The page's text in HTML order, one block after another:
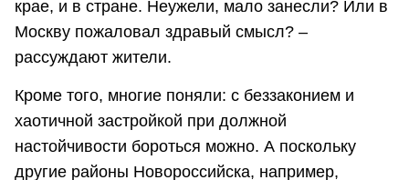
крае, и в стране. Неужели, мало занесли? Или в
Москву пожаловал здравый смысл? –
рассуждают жители.
Кроме того, многие поняли: с беззаконием и
хаотичной застройкой при должной
настойчивости бороться можно. А поскольку
другие районы Новороссийска, например,